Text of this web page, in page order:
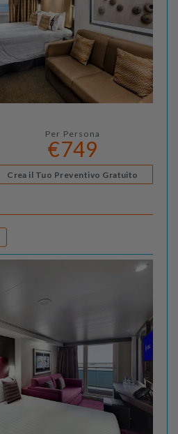
Per Persona
€749
Crea il Tuo Preventivo Gratuito